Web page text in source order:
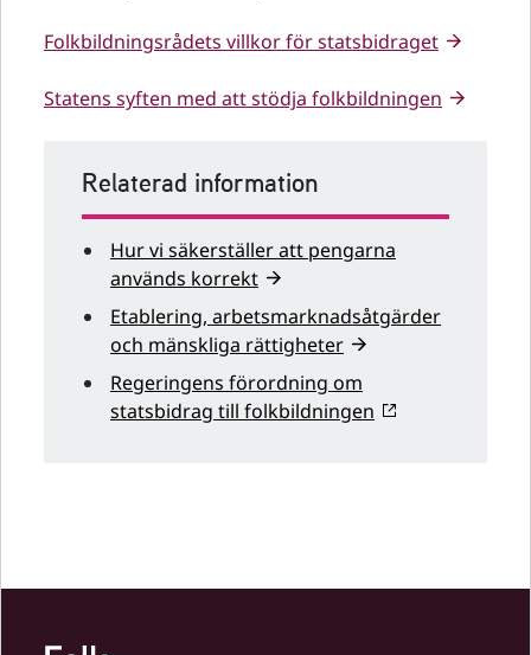
Folkbildningsrådets villkor för statsbidraget
Statens syften med att stödja folkbildningen
Relaterad information
Hur vi säkerställer att pengarna
används korrekt
Etablering, arbetsmarknadsåtgärder
och mänskliga rättigheter
Regeringens förordning om
statsbidrag till folkbildningen